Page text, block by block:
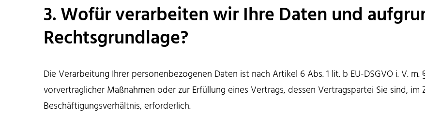
3. Wofür verarbeiten wir Ihre Daten und
Rechtsgrundlage?
Die Verarbeitung Ihrer personenbezogenen Daten ist nach Artikel 6 Abs. 1 lit. b EU-DSGVO i. V. m.
vorvertraglicher Maßnahmen oder zur Erfüllung eines Vertrags, dessen Vertragspartei Sie sind,
Beschäftigungsverhältnis, erforderlich.